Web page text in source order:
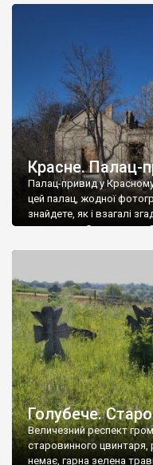
Красне. Палац-
Палац-привид у
цей палац, жодної
знайдете, як і взагалі
мешканець Самгородка.
Голубече.
Величезний респект
старовинного цвинтаря,
немає, гарна зелена